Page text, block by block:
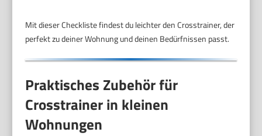
Mit dieser Checkliste findest du leichter den Crosstrainer, der
perfekt zu deiner Wohnung und deinen Bedürfnissen passt.
Praktisches Zubehör für
Crosstrainer in kleinen
Wohnungen